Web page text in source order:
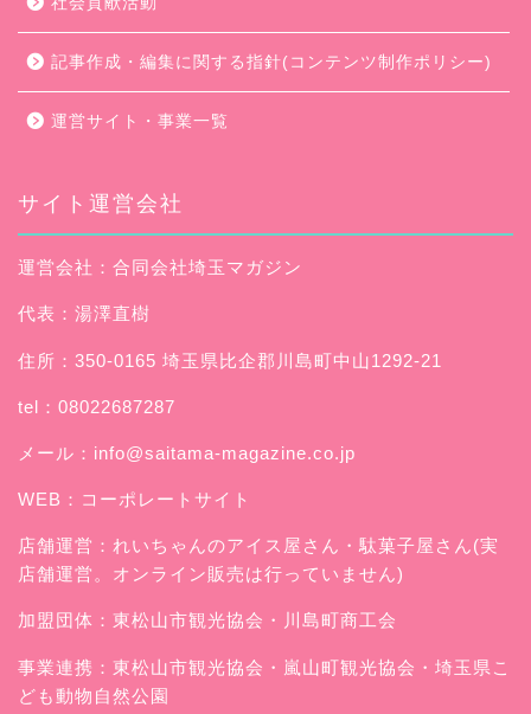
記事作成・編集に関する指針(コンテンツ制作ポリシー)
運営サイト・事業一覧
サイト運営会社
運営会社：合同会社埼玉マガジン
代表：湯澤直樹
住所：350-0165 埼玉県比企郡川島町中山1292-21
tel：08022687287
メール： info@saitama-magazine.co.jp
WEB： コーポレートサイト
店舗運営： れいちゃんのアイス屋さん ・駄菓子屋さん(実
店舗運営。オンライン販売は行っていません)
加盟団体：東松山市観光協会・川島町商工会
事業連携：東松山市観光協会・嵐山町観光協会・埼玉県こ
ども動物自然公園